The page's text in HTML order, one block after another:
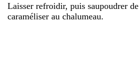
Laisser refroidir, puis saupoudrer de
caraméliser au chalumeau.